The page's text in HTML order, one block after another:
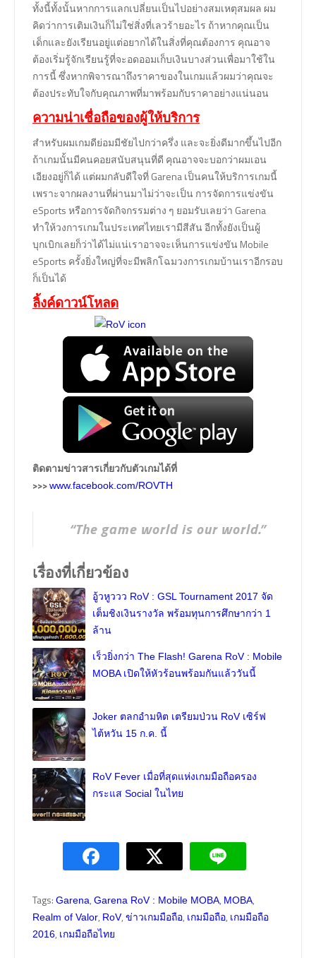
ทั้งนี้ทั้งนั้นหากการแลกเปลี่ยนเป็นไปอย่างสมเหตุสมผล ผม
คิดว่าการเติมเงินก็ไม่ใช่สิ่งที่เลวร้ายอะไร ถ้าหากคุณเป็น
เด็กและยังเรียนอยู่แต่อยากได้ในสิ่งที่คุณต้องการ คุณอาจ
ต้องเริ่มรู้จักเรียนรู้ที่จะอดออมเก็บเงินบางส่วนเพื่อมาใช้ใน
การนี้ ซึ่งหากพิจารณาถึงราคาของในเกมแล้วผมว่าคุณจะ
ต้องประทับใจกับคุณภาพที่มาพร้อมกับราคาอย่างแน่นอน
ความน่าเชื่อถือของผู้ให้บริการ
สำหรับผมเกมดีย่อมมีชัยไปกว่าครึ่ง และจะยิ่งดีมากขึ้นไปอีก
ถ้าเกมนั้นมีคนคอยสนับสนุนที่ดี คุณอาจจะบอกว่าผมเอน
เอียงอยู่ก็ได้ แต่ผมกลับดีใจที่ Garena เป็นคนให้บริการเกมนี้
เพราะจากผลงานที่ผ่านมาไม่ว่าจะเป็น การจัดการแข่งขัน
eSports หรือการจัดกิจกรรมต่าง ๆ ยอมรับเลยว่า Garena
ทำให้วงการเกมในประเทศไทยเรามีสีสัน อีกทั้งยังเป็นผู้
บุกเบิกเลยก็ว่าได้ไม่แน่เราอาจจะเห็นการแข่งขัน Mobile
eSports ครั้งยิ่งใหญ่ที่จะมีพลิกโฉมวงการเกมบ้านเราอีกรอบ
ก็เป็นได้
ลิ้งค์ดาวน์โหลด
ติดตามข่าวสารเกี่ยวกับตัวเกมได้ที่
>>>www.facebook.com/ROVTH
“The game world is our world.”
เรื่องที่เกี่ยวข้อง
อู้วหูววว RoV : GSL Tournament 2017 จัด
เต็มชิงเงินรางวัล พร้อมทุนการศึกษากว่า 1
ล้าน
เร็วยิ่งกว่า The Flash! Garena RoV : Mobile
MOBA เปิดให้หัวร้อนพร้อมกันแล้ววันนี้
Joker ตลกอำมหิต เตรียมป่วน RoV เซิร์ฟ
ไต้หวัน 15 ก.ค. นี้
RoV Fever เมื่อที่สุดแห่งเกมมือถือครอง
กระแส Social ในไทย
Tags: Garena, Garena RoV : Mobile MOBA, MOBA,
Realm of Valor, RoV, ข่าวเกมมือถือ, เกมมือถือ, เกมมือถือ
2016, เกมมือถือไทย